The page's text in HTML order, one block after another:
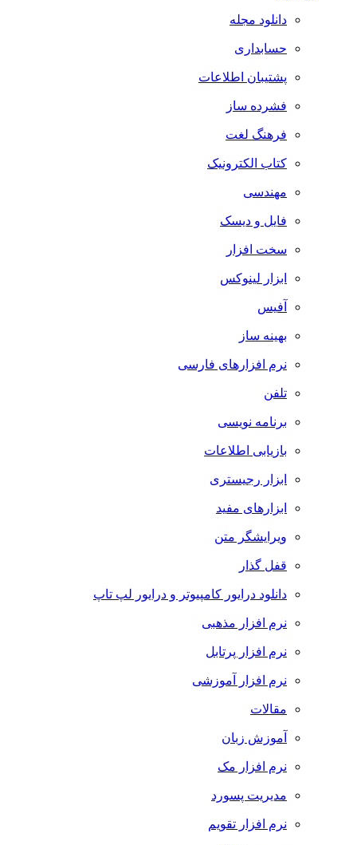
دانلود مجله
حسابداری
پشتیبان اطلاعات
فشرده ساز
فرهنگ لغت
کتاب الکترونیک
مهندسی
فایل و دیسک
سخت افزار
ابزار لینوکس
آفیس
بهینه ساز
نرم افزارهای فارسی
تلفن
برنامه نویسی
بازیابی اطلاعات
ابزار رجیستری
ابزارهای مفید
ویرایشگر متن
قفل گذار
دانلود درایور کامپیوتر و درایور لپ تاپ
نرم افزار مذهبی
نرم افزار پرتابل
نرم افزار آموزشی
مقالات
آموزش زبان
نرم افزار مک
مدیریت پسورد
نرم افزار تقویم